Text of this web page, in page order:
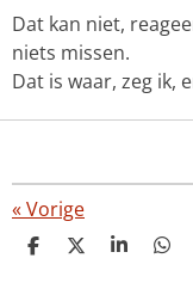
Dat kan niet,
niets missen.
Dat is waar, zeg ik,
«Vorige
D
D
S
D